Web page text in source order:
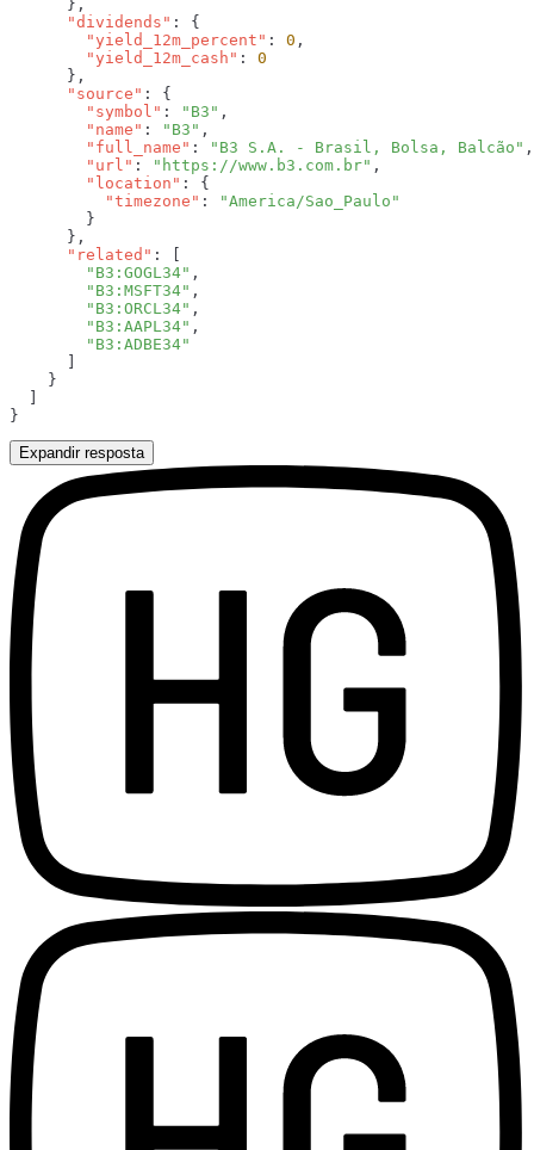
      "dividends"
        "yield_12m_percent"
: 0
        "yield_12m_cash"
:
      "source"
        "symbol"
: "B3"
        "name"
: "B3"
        "full_name"
:
"B3 S.A. - Brasil, Bolsa, Balcão"
        "url"
: "https://www.b3.com.br"
        "location"
          "timezone"
:
      "related"
        "B3:GOGL34"
        "B3:MSFT34"
        "B3:ORCL34"
        "B3:AAPL34"
Expandir resposta